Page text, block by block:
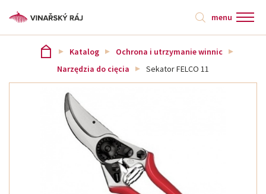
menu
Katalog
Ochrona i utrzymanie winnic
Narzędzia do cięcia
Sekator FELCO 11